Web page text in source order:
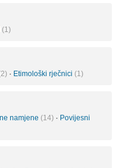
(1)
· Etimološki rječnici (1)
namjene (14) · Povijesni